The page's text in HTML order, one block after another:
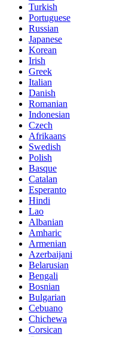
Turkish
Portuguese
Russian
Japanese
Korean
Irish
Greek
Italian
Danish
Romanian
Indonesian
Czech
Afrikaans
Swedish
Polish
Basque
Catalan
Esperanto
Hindi
Lao
Albanian
Amharic
Armenian
Azerbaijani
Belarusian
Bengali
Bosnian
Bulgarian
Cebuano
Chichewa
Corsican